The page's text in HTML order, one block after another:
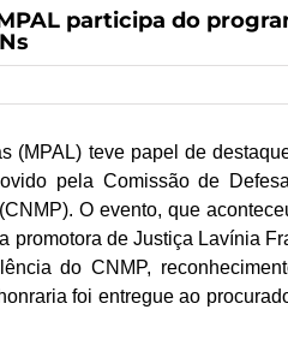
participa do
(MPAL) teve papel de
pela Comissão de
O evento, que
promotora de Justiça Lavínia
do CNMP,
foi entregue ao